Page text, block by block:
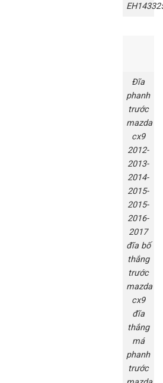
Đĩa
phanh
trước
mazda
cx9
2012-
2013-
2014-
2015-
2015-
2016-
2017
đĩa bố
thắng
trước
mazda
cx9
đĩa
thắng
má
phanh
trước